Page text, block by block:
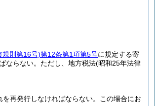
規則第16号)第12条第1項第5号に規定する寄
ならない。 ただし、地方税法(昭和25年法律
再発行しなければならない。
この場合にお